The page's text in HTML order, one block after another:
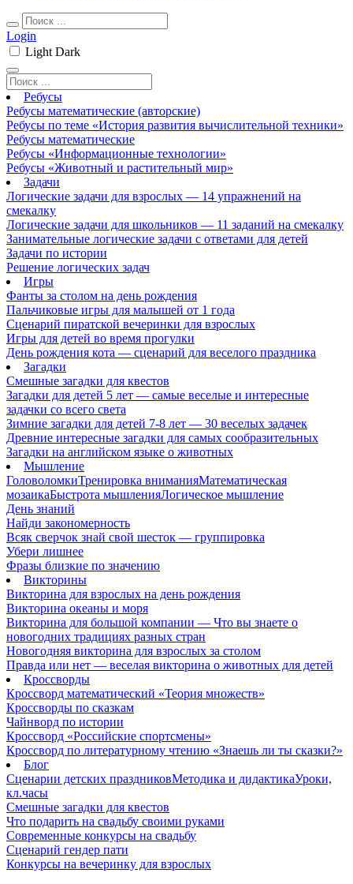
Login
Light Dark
Ребусы
Ребусы математические (авторские)
Ребусы по теме «История развития вычислительной техники»
Ребусы математические
Ребусы «Информационные технологии»
Ребусы «Животный и растительный мир»
Задачи
Логические задачи для взрослых — 14 упражнений на
смекалку
Логические задачи для школьников — 11 заданий на смекалку
Занимательные логические задачи с ответами для детей
Задачи по истории
Решение логических задач
Игры
Фанты за столом на день рождения
Пальчиковые игры для малышей от 1 года
Сценарий пиратской вечеринки для взрослых
Игры для детей во время прогулки
День рождения кота — сценарий для веселого праздника
Загадки
Смешные загадки для квестов
Загадки для детей 5 лет — самые веселые и интересные
задачки со всего света
Зимние загадки для детей 7-8 лет — 30 веселых задачек
Древние интересные загадки для самых сообразительных
Загадки на английском языке о животных
Мышление
ГоловоломкиТренировка вниманияМатематическая
мозаикаБыстрота мышленияЛогическое мышление
День знаний
Найди закономерность
Всяк сверчок знай свой шесток — группировка
Убери лишнее
Фразы близкие по значению
Викторины
Викторина для взрослых на день рождения
Викторина океаны и моря
Викторина для большой компании — Что вы знаете о
новогодних традициях разных стран
Новогодняя викторина для взрослых за столом
Правда или нет — веселая викторина о животных для детей
Кроссворды
Кроссворд математический «Теория множеств»
Кроссворды по сказкам
Чайнворд по истории
Кроссворд «Российские спортсмены»
Кроссворд по литературному чтению «Знаешь ли ты сказки?»
Блог
Сценарии детских праздниковМетодика и дидактикаУроки,
кл.часы
Смешные загадки для квестов
Что подарить на свадьбу своими руками
Современные конкурсы на свадьбу
Сценарий гендер пати
Конкурсы на вечеринку для взрослых